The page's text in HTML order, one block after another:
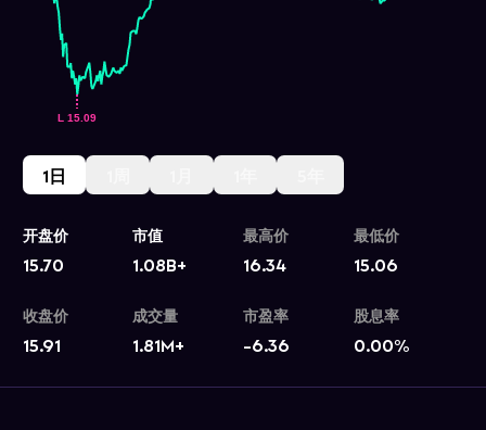
1日
开盘价
15.70
市值
1.08B+
最高价
16.34
最低价
15.06
收盘价
15.91
成交量
1.81M+
市盈率
-6.36
股息率
0.00%